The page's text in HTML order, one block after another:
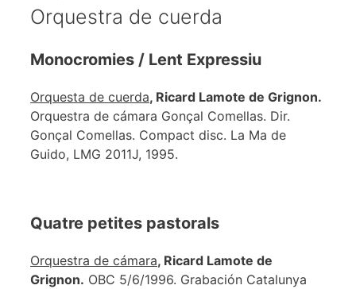
Orquestra de cuerda
Monocromies / Lent Expressiu
Orquesta de cuerda, Ricard Lamote de Grignon.
Orquestra de cámara Gonçal Comellas. Dir.
Gonçal Comellas. Compact disc. La Ma de
Guido, LMG 2011J, 1995.
Quatre petites pastorals
Orquestra de cámara, Ricard Lamote de
Grignon. OBC 5/6/1996. Grabación Catalunya